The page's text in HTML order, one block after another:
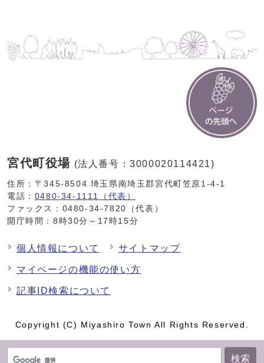
検索
宮代町役場 (法人番号：3000020114421)
住所：〒345-8504 埼玉県南埼玉郡宮代町笠原1-4-1
電話： 0480-34-1111（代表）
ファックス：0480-34-7820（代表）
開庁時間：8時30分～17時15分
個人情報について サイトマップ
マイページの機能の使い方
記事ID検索について
Copyright (C) Miyashiro Town All Rights Reserved.